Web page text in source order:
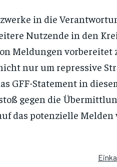
in die
Nutzende in den
Meldungen vorbereitet
nur um repressive
GFF-Statement in
gegen die
das potenzielle